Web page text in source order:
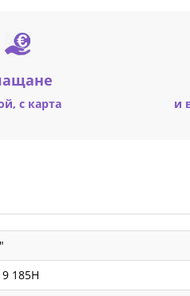
с карта и
185H